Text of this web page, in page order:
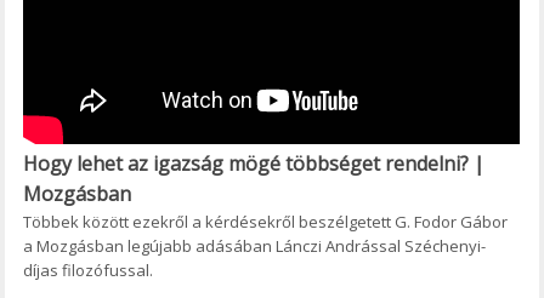
Hogy lehet az igazság mögé többséget rendelni? |
Mozgásban
Többek között ezekről a kérdésekről beszélgetett G. Fodor Gábor
a Mozgásban legújabb adásában Lánczi Andrással Széchenyi-
díjas filozófussal.